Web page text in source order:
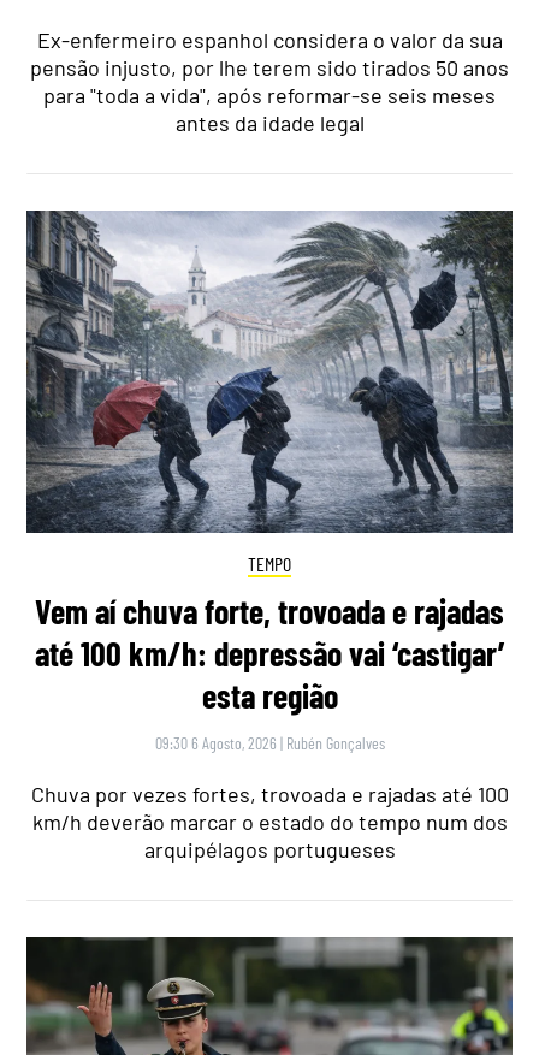
Ex-enfermeiro espanhol considera o valor da sua
pensão injusto, por lhe terem sido tirados 50 anos
para "toda a vida", após reformar-se seis meses
antes da idade legal
TEMPO
Vem aí chuva forte, trovoada e rajadas
até 100 km/h: depressão vai ‘castigar’
esta região
09:30 6 Agosto, 2026 | Rubén Gonçalves
Chuva por vezes fortes, trovoada e rajadas até 100
km/h deverão marcar o estado do tempo num dos
arquipélagos portugueses